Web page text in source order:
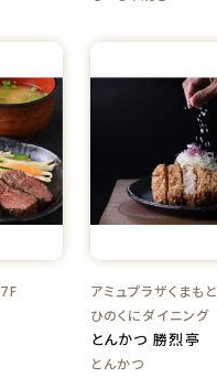
7F
アミュプラザくまもと
ひのくにダイニング
とんかつ 勝烈亭
とんかつ